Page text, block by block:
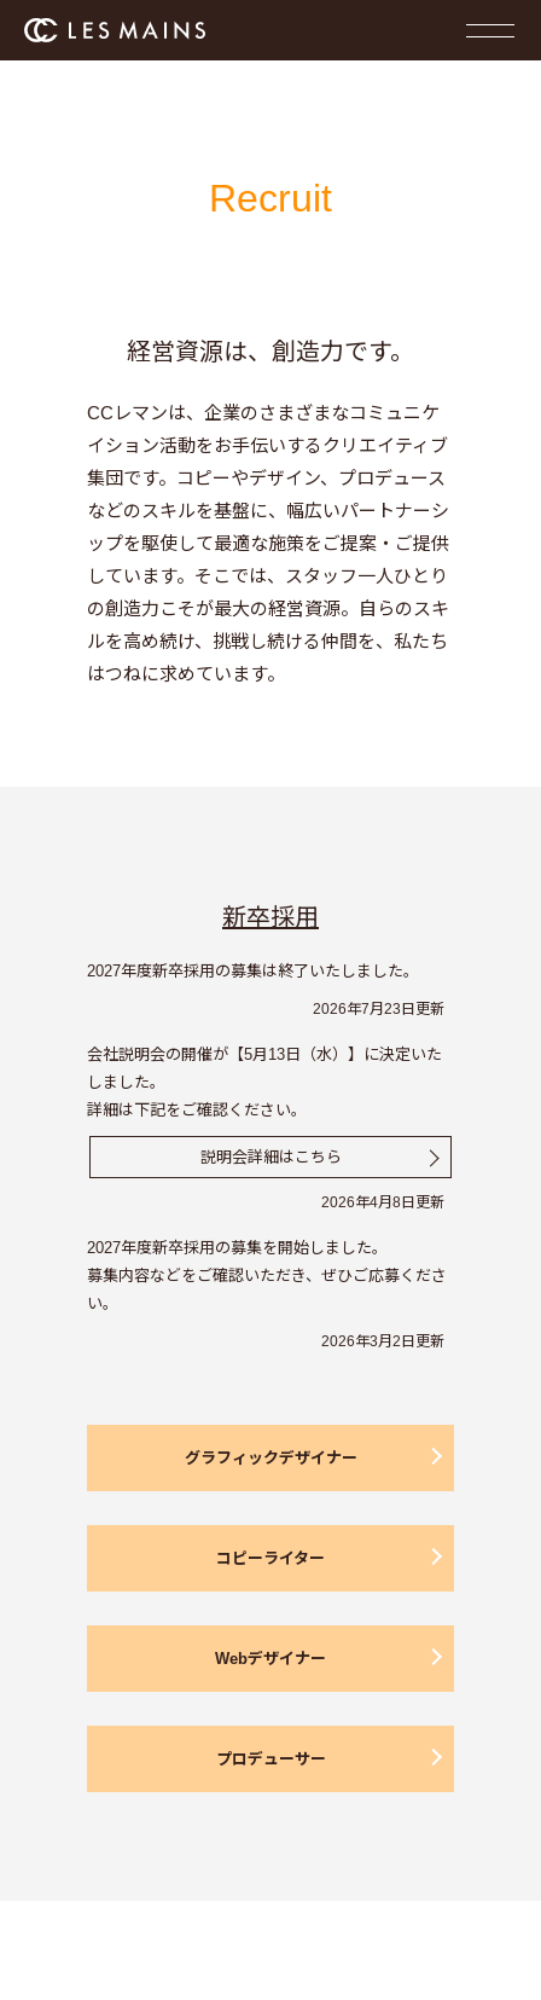
Recruit
経営資源は、創造力です。
CCレマンは、企業のさまざまなコミュニケ
イション活動をお手伝いするクリエイティブ
集団です。コピーやデザイン、プロデュース
などのスキルを基盤に、幅広いパートナーシ
ップを駆使して最適な施策をご提案・ご提供
しています。そこでは、スタッフ一人ひとり
の創造力こそが最大の経営資源。自らのスキ
ルを高め続け、挑戦し続ける仲間を、私たち
はつねに求めています。
新卒採用
2027年度新卒採用の募集は終了いたしました。
2026年7月23日更新
会社説明会の開催が【5月13日（水）】に決定いた
しました。
詳細は下記をご確認ください。
説明会詳細はこちら
2026年4月8日更新
2027年度新卒採用の募集を開始しました。
募集内容などをご確認いただき、ぜひご応募くださ
い。
2026年3月2日更新
グラフィックデザイナー
コピーライター
Webデザイナー
プロデューサー